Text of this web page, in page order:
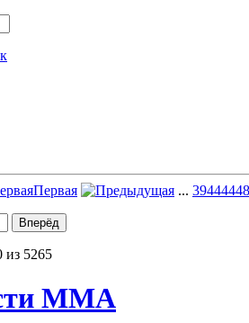
Первая ... 394444
из 5265
ММА